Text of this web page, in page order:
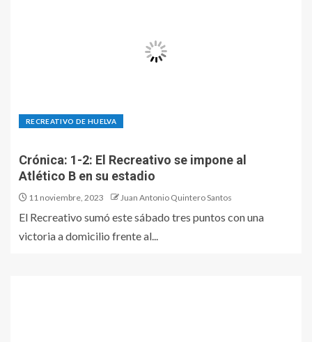
RECREATIVO DE HUELVA
Crónica: 1-2: El Recreativo se impone al
Atlético B en su estadio
11 noviembre, 2023 Juan Antonio Quintero Santos
El Recreativo sumó este sábado tres puntos con una
victoria a domicilio frente al...